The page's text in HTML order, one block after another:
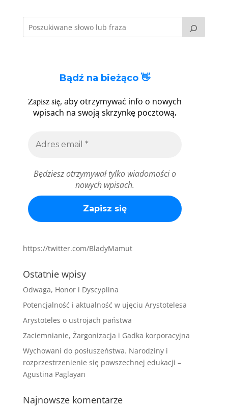
Bądź na bieżąco 👋
Zapisz się, aby otrzymywać info o nowych
wpisach na swoją skrzynkę pocztową.
Będziesz otrzymywał tylko wiadomości o
nowych wpisach.
https://twitter.com/BladyMamut
Ostatnie wpisy
Odwaga, Honor i Dyscyplina
Potencjalność i aktualność w ujęciu Arystotelesa
Arystoteles o ustrojach państwa
Zaciemnianie, Żargonizacja i Gadka korporacyjna
Wychowani do posłuszeństwa. Narodziny i
rozprzestrzenienie się powszechnej edukacji –
Agustina Paglayan
Najnowsze komentarze